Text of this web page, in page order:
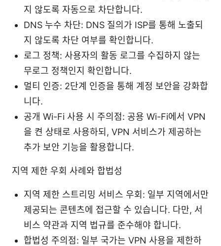
지 않도록 자동으로 차단합니다.
DNS 누수 차단: DNS 질의가 ISP를 통해 노출되
지 않도록 차단 여부를 확인합니다.
로그 정책: 사용자의 활동 로그를 수집하지 않는
무로그 정책인지 확인합니다.
멀티 인증: 2단계 인증을 통해 계정 보안을 강화합
니다.
공개 Wi-Fi 사용 시 주의점: 공용 Wi-Fi에서 VPN
을 켠 상태로 사용하되, VPN 서비스가 제공하는
추가 보안 기능을 활용합니다.
지역 제한 우회 사례와 합법성
지역 제한 스트리밍 서비스 우회: 일부 지역에서만
제공되는 콘텐츠에 접근할 수 있습니다. 다만, 서
비스 약관과 지역 법규를 준수해야 합니다.
합법성 주의점: 일부 국가는 VPN 사용을 제한하